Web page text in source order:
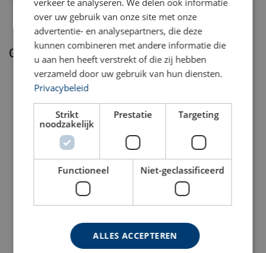
consistente prestaties levert, zelfs bij langdurige
inzet onder zware belasting
Onderhoudsvrije lagers
die de operationele kosten
significant verlagen en stilstandtijd minimaliseren
IP54 beschermingsklasse die het interne
mechanisme beschermt tegen stof en opspattend
water in industriële omgevingen
veilige hijstoepassingen en oververheffing voorkomt
Standaard overbelastingsbeveiliging
kg die je equipment en vooral je personeel beschermt
tegen veiligheidsrisico's
betaalbare elektrische hijslier
Gerelateerde producten
Elektriche wormwiel-
Hijslier 200 - 1700 kg
Elektrische MWC
wormwiel - treklier
verkeer te analyseren. We delen ook informatie
over uw gebruik van onze site met onze
advertentie- en analysepartners, die deze
kunnen combineren met andere informatie die
u aan hen heeft verstrekt of die zij hebben
verzameld door uw gebruik van hun diensten.
Privacybeleid
Strikt
noodzakelijk
Prestatie Targeting
Functioneel Niet-geclassificeerd
ALLES ACCEPTEREN